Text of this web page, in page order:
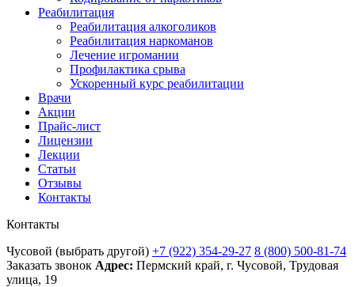
Реабилитация
Реабилитация алкоголиков
Реабилитация наркоманов
Лечение игромании
Профилактика срыва
Ускоренный курс реабилитации
Врачи
Акции
Прайс-лист
Лицензии
Лекции
Статьи
Отзывы
Контакты
Контакты
Чусовой (выбрать другой) +7 (922) 354-29-27 8 (800) 500-81-74
Заказать звонок Адрес: Пермский край, г. Чусовой, Трудовая
улица, 19